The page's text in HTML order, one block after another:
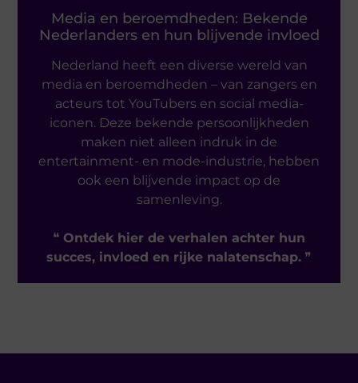
Media en beroemdheden: Bekende
Nederlanders en hun blijvende invloed
Nederland heeft een diverse wereld van
media en beroemdheden – van zangers en
acteurs tot YouTubers en social media-
iconen. Deze bekende persoonlijkheden
maken niet alleen indruk in de
entertainment- en mode-industrie, hebben
ook een blijvende impact op de
samenleving.
❝ Ontdek hier de verhalen achter hun
succes, invloed en rijke nalatenschap. ❞